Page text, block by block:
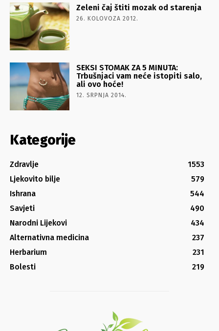
Zeleni čaj štiti mozak od starenja
26. KOLOVOZA 2012.
SEKSI STOMAK ZA 5 MINUTA:
Trbušnjaci vam neće istopiti salo,
ali ovo hoće!
12. SRPNJA 2014.
Kategorije
Zdravlje
1553
Ljekovito bilje
579
Ishrana
544
Savjeti
490
Narodni Lijekovi
434
Alternativna medicina
237
Herbarium
231
Bolesti
219